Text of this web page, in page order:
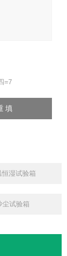
=7
湿试验箱
尘试验箱